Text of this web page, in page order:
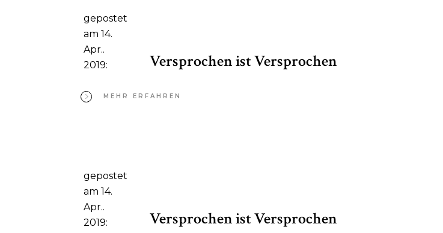
gepostet
am 14.
Apr..
2019:
Versprochen ist Versprochen
MEHR ERFAHREN
gepostet
am 14.
Apr..
2019:
Versprochen ist Versprochen